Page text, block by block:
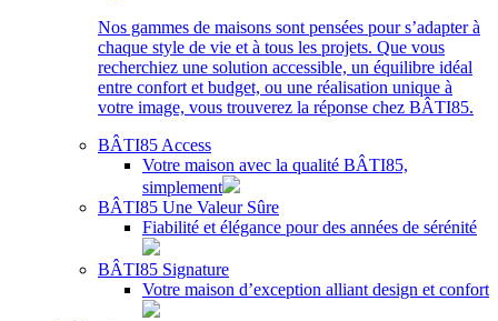
Nos gammes de maisons sont pensées pour s’adapter à
chaque style de vie et à tous les projets. Que vous
recherchiez une solution accessible, un équilibre idéal
entre confort et budget, ou une réalisation unique à
votre image, vous trouverez la réponse chez BÂTI85.
BÂTI85 Access
Votre maison avec la qualité BÂTI85,
simplement
BÂTI85 Une Valeur Sûre
Fiabilité et élégance pour des années de sérénité
BÂTI85 Signature
Votre maison d’exception alliant design et confort